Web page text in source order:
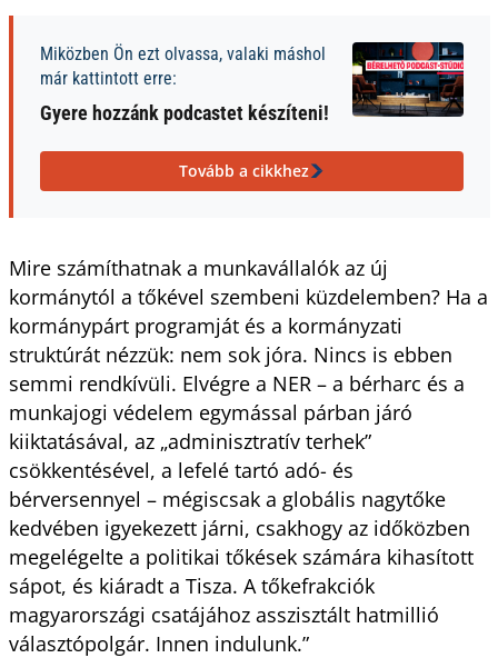
Miközben Ön ezt olvassa, valaki máshol
már kattintott erre:
Gyere hozzánk podcastet készíteni!
Tovább a cikkhez
Mire számíthatnak a munkavállalók az új
kormánytól a tőkével szembeni küzdelemben? Ha a
kormánypárt programját és a kormányzati
struktúrát nézzük: nem sok jóra. Nincs is ebben
semmi rendkívüli. Elvégre a NER – a bérharc és a
munkajogi védelem egymással párban járó
kiiktatásával, az „adminisztratív terhek”
csökkentésével, a lefelé tartó adó- és
bérversennyel – mégiscsak a globális nagytőke
kedvében igyekezett járni, csakhogy az időközben
megelégelte a politikai tőkések számára kihasított
sápot, és kiáradt a Tisza. A tőkefrakciók
magyarországi csatájához asszisztált hatmillió
választópolgár. Innen indulunk.”